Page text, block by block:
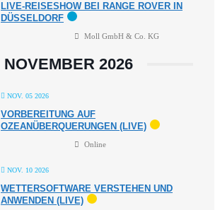
LIVE-REISESHOW BEI RANGE ROVER IN
DÜSSELDORF
Moll GmbH & Co. KG
NOVEMBER 2026
NOV. 05 2026
VORBEREITUNG AUF
OZEANÜBERQUERUNGEN (LIVE)
Online
NOV. 10 2026
WETTERSOFTWARE VERSTEHEN UND
ANWENDEN (LIVE)